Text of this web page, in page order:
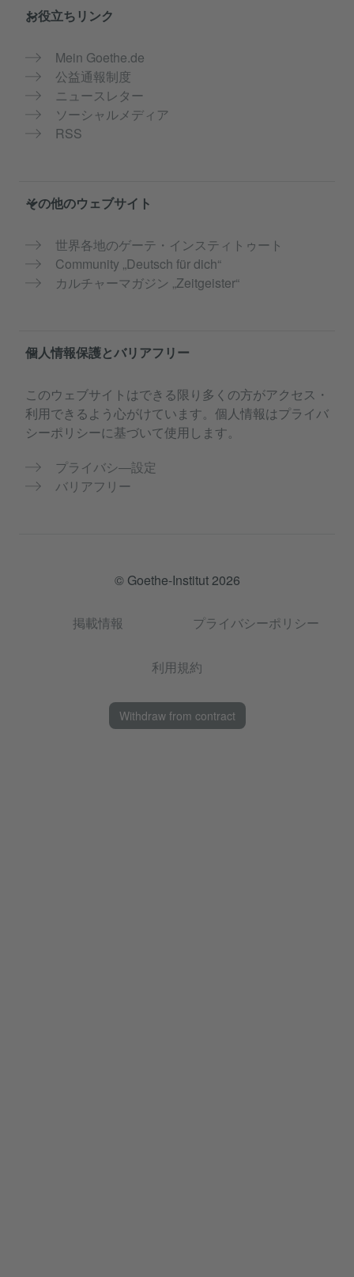
お役立ちリンク
Mein Goethe.de
公益通報制度
ニュースレター
ソーシャルメディア
RSS
その他のウェブサイト
世界各地のゲーテ・インスティトゥート
Community „Deutsch für dich“
カルチャーマガジン „Zeitgeister“
個人情報保護とバリアフリー
このウェブサイトはできる限り多くの方がアクセス・
利用できるよう心がけています。個人情報はプライバ
シーポリシーに基づいて使用します。
プライバシ―設定
バリアフリー
© Goethe-Institut 2026
掲載情報 プライバシーポリシー
利用規約
Withdraw from contract